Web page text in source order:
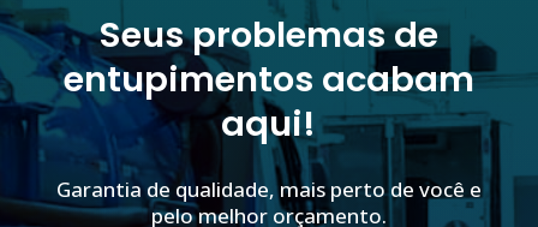
Seus problemas de
entupimentos acabam
aqui!
Garantia de qualidade, mais perto de você e
pelo melhor orçamento.